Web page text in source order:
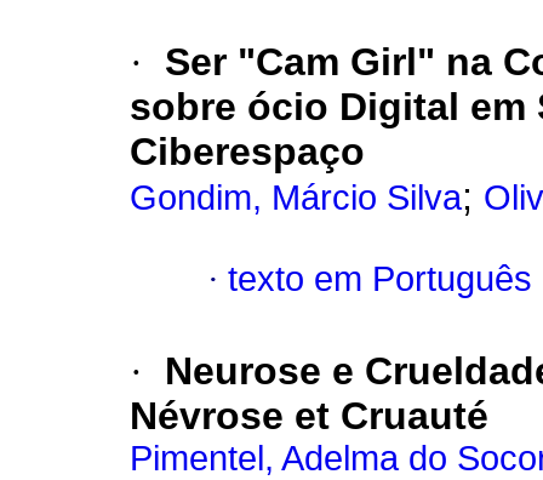
·
Ser "Cam Girl" na
sobre ócio Digital
Ciberespaço
Gondim, Márcio Silva;
· texto em Português
·
Neurose e
Névrose et Cruauté
Pimentel, Adelma do